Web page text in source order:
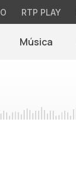
RTP PLAY
Música